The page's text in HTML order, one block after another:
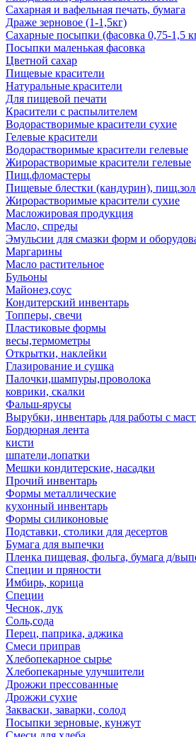
Сахарная и вафельная печать, бумага
Драже зерновое (1-1,5кг)
Сахарные посыпки (фасовка 0,75-1,5
Посыпки маленькая фасовка
Цветной сахар
Пищевые красители
Натуральные красители
Для пищевой печати
Красители с распылителем
Водорастворимые красители сухие
Гелевые красители
Водорастворимые красители гелевые
Жирорастворимые красители гелевые
Пищ.фломастеры
Пищевые блестки (кандурин),
Жирорастворимые красители сухие
Масложировая продукция
Масло, спреды
Эмульсии для смазки форм и
Маргарины
Масло растительное
Бульоны
Майонез,соус
Кондитерский инвентарь
Топперы, свечи
Пластиковые формы
весы,термометры
Открытки, наклейки
Глазирование и сушка
Палочки,шампуры,проволока
коврики, скалки
Фальш-ярусы
Вырубки, инвентарь для работы с
Бордюрная лента
кисти
шпатели,лопатки
Мешки кондитерские, насадки
Прочий инвентарь
Формы металлические
кухонный инвентарь
Формы силиконовые
Подставки, столики для десертов
Бумага для выпечки
Пленка пищевая, фольга, бумага д/
Специи и пряности
Имбирь, корица
Специи
Чеснок, лук
Соль,сода
Перец, паприка, аджика
Смеси приправ
Хлебопекарное сырье
Хлебопекарные улучшители
Дрожжи прессованные
Дрожжи сухие
Закваски, заварки, солод
Посыпки зерновые, кунжут